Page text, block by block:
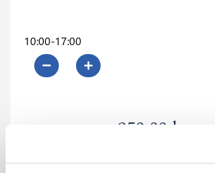
10:00-17:00
250,00 kr.